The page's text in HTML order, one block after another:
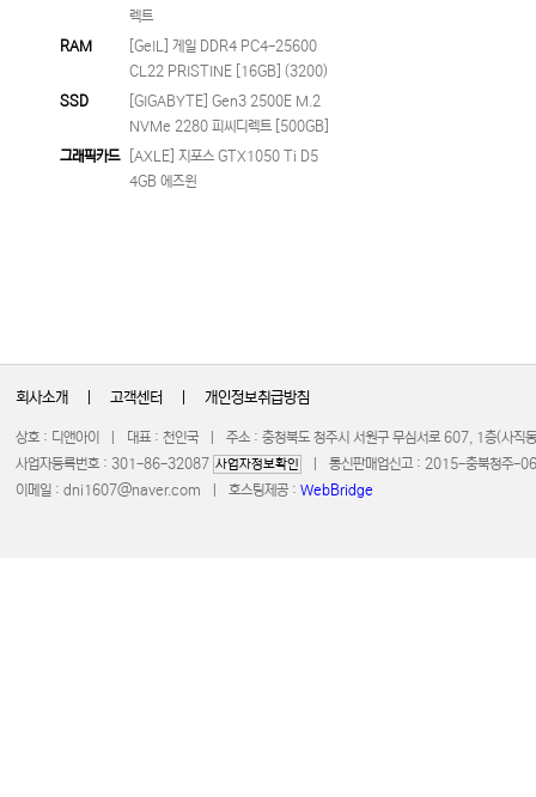
렉트
RAM
[GeIL] 게일 DDR4 PC4-25600
CL22 PRISTINE [16GB] (3200)
SSD
[GIGABYTE] Gen3 2500E M.2
NVMe 2280 피씨디렉트 [500GB]
그래픽카드
[AXLE] 지포스 GTX1050 Ti D5
4GB 에즈윈
회사소개 고객센터 개인정보취급방침
상호 : 디앤아이 | 대표 : 천인국 | 주소 : 충청북도 청주시 서원구 무심서로 607, 1층(사직
사업자등록번호 : 301-86-32087 사업자정보확인
| 통신판매업신고 : 2015-충북청
이메일 : dni1607@naver.com | 호스팅제공 : WebBridge